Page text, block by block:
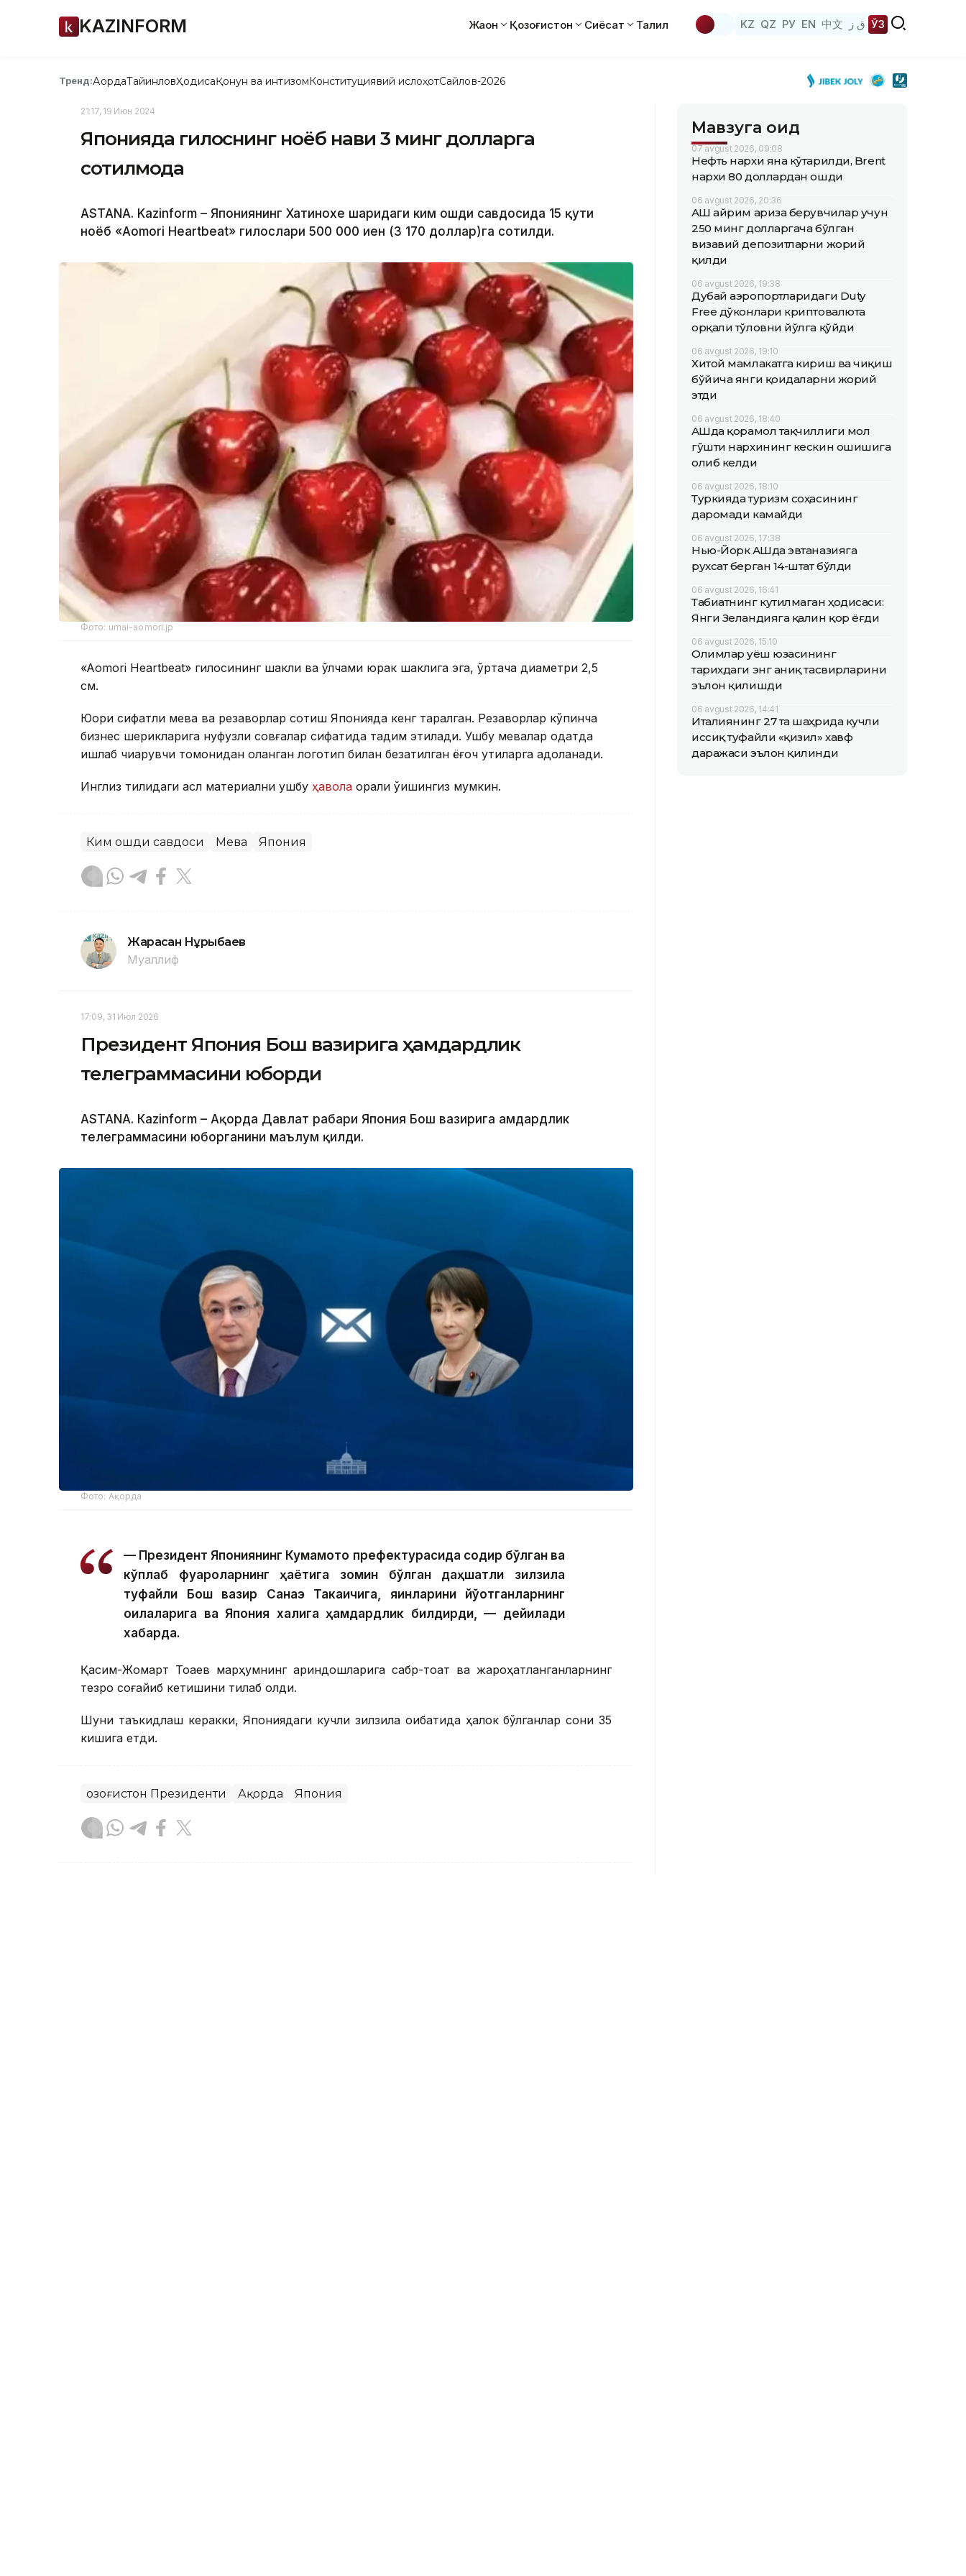
KAZINFORM Жаҳон Қозоғистон Сиёсат Таҳлил KZ QZ РУ EN 中文 ق ز ЎЗ
Тренд:АқордаТайинловҲодисаҚонун ва интизомКонституциявий ислоҳотСайлов-2026
21:17, 19 Июн 2024
Японияда гилоснинг ноёб нави 3 минг долларга
сотилмоқда
ASTANA. Kazinform – Япониянинг Хатинохе шаҳридаги ким ошди савдосида 15 қути
ноёб «Aomori Heartbeat» гилослари 500 000 иен (3 170 доллар)га сотилди.
Фото: umai-aomori.jp
«Aomori Heartbeat» гилосининг шакли ва ўлчами юрак шаклига эга, ўртача диаметри 2,5
см.
Юқори сифатли мева ва резаворлар сотиш Японияда кенг тарқалган. Резаворлар кўпинча
бизнес шерикларига нуфузли совғалар сифатида тақдим этилади. Ушбу мевалар одатда
ишлаб чиқарувчи томонидан оқланган логотип билан безатилган ёғоч қутиларга қадоқланади.
Инглиз тилидаги асл материални ушбу ҳавола орқали ўқишингиз мумкин.
Ким ошди савдоси Мева Япония
Жарасқан Нұрыбаев
Муаллиф
17:09, 31 Июл 2026
Президент Япония Бош вазирига ҳамдардлик
телеграммасини юборди
ASTANА. Кazinform – Ақорда Давлат раҳбари Япония Бош вазирига ҳамдардлик
телеграммасини юборганини маълум қилди.
Фото: Ақорда
— Президент Япониянинг Кумамото префектурасида содир бўлган ва
кўплаб фуқароларнинг ҳаётига зомин бўлган даҳшатли зилзила
туфайли Бош вазир Санаэ Такаичига, яқинларини йўқотганларнинг
оилаларига ва Япония халқига ҳамдардлик билдирди, — дейилади
хабарда.
Қасим-Жомарт Тоқаев марҳумнинг қариндошларига сабр-тоқат ва жароҳатланганларнинг
тезроқ соғайиб кетишини тилаб қолди.
Шуни таъкидлаш керакки, Япониядаги кучли зилзила оқибатида ҳалок бўлганлар сони 35
кишига етди.
Қозоғистон Президенти Ақорда Япония
Мавзуга оид
07 avgust 2026, 09:08
Нефть нархи яна кўтарилди, Brent
нархи 80 доллардан ошди
06 avgust 2026, 20:36
АҚШ айрим ариза берувчилар учун
250 минг долларгача бўлган
визавий депозитларни жорий
қилди
06 avgust 2026, 19:38
Дубай аэропортларидаги Duty
Free дўконлари криптовалюта
орқали тўловни йўлга қўйди
06 avgust 2026, 19:10
Хитой мамлакатга кириш ва чиқиш
бўйича янги қоидаларни жорий
этди
06 avgust 2026, 18:40
АҚШда қорамол тақчиллиги мол
гўшти нархининг кескин ошишига
олиб келди
06 avgust 2026, 18:10
Туркияда туризм соҳасининг
даромади камайди
06 avgust 2026, 17:38
Нью-Йорк АҚШда эвтаназияга
рухсат берган 14-штат бўлди
06 avgust 2026, 16:41
Табиатнинг кутилмаган ҳодисаси:
Янги Зеландияга қалин қор ёғди
06 avgust 2026, 15:10
Олимлар Қуёш юзасининг
тарихдаги энг аниқ тасвирларини
эълон қилишди
06 avgust 2026, 14:41
Италиянинг 27 та шаҳрида кучли
иссиқ туфайли «қизил» хавф
даражаси эълон қилинди